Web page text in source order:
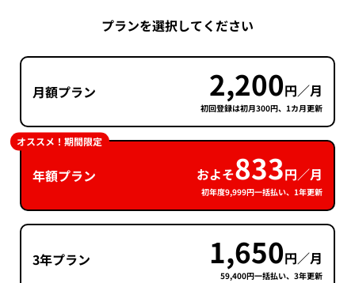
プランを選択してください
月額プラン 2,200円／月
初回登録は初月300円、1カ月更新
年額プラン およそ833円／月
初年度9,999円一括払い、1年更新
オススメ！期間限定
3年プラン 1,650円／月
59,400円一括払い、3年更新